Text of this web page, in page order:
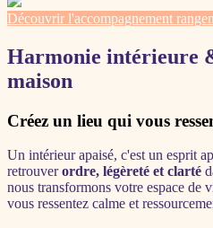
Découvrir l'accompagnement
Harmonie intérieure
maison
Créez un lieu qui vous
Un intérieur apaisé, c'est un esprit
retrouverordre, légèreté et clarté
nous transformons votre espace de
vous ressentez calme et